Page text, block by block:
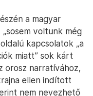
a magyar
„sosem voltunk még
kapcsolatok „a
miatt” sok kárt
orosz narratívához,
ellen indított
nem nevezhető